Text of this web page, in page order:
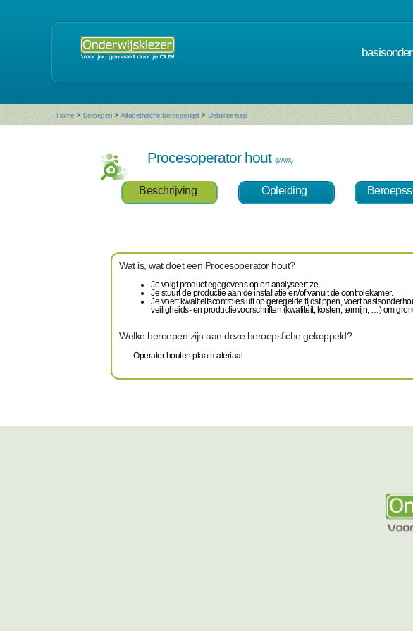
Home > Beroepen > Alfabethische beroepenlijst > Detail beroep
Procesoperator hout (M/V/X)
Beschrijving Opleiding
Wat is, wat doet een Procesoperator hout?
Je volgt productiegegevens op en analyseert ze,
Je stuurt de productie aan de installatie en/of vanuit de controlekamer.
Je voert kwaliteitscontroles uit op geregelde tijdstippen, voert
veiligheids- en productievoorschriften (kwaliteit, kosten, termijn, …) om
Welke beroepen zijn aan deze beroepsfiche gekoppeld?
Operator houten plaatmateriaal